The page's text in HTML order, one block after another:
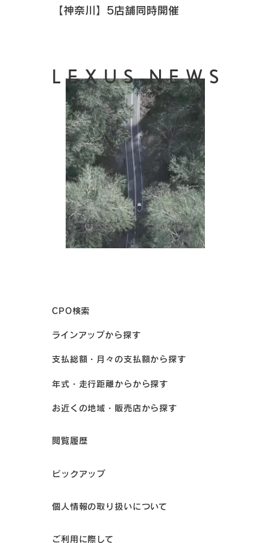
【神奈川】5店舗同時開催
LEXUS NEWS
CPO検索
ラインアップから探す
支払総額・月々の支払額から探す
年式・走行距離からから探す
お近くの地域・販売店から探す
閲覧履歴
ピックアップ
個人情報の取り扱いについて
ご利用に際して